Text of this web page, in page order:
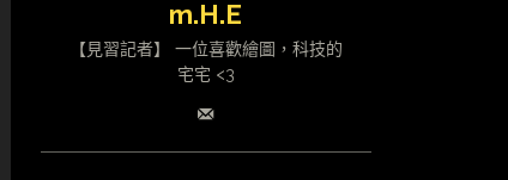
m.H.E
【見習記者】 一位喜歡繪圖，科技的
宅宅 <3